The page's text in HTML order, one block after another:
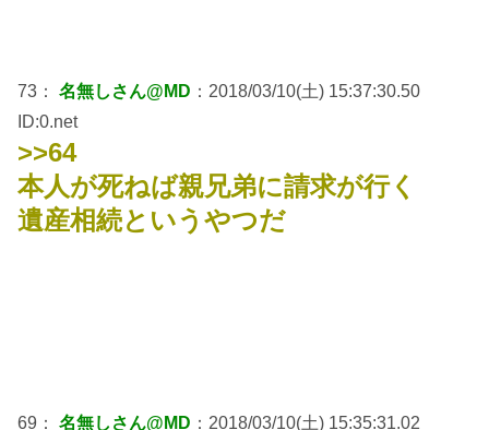
73： 名無しさん@MD ：2018/03/10(土) 15:37:30.50
ID:0.net
>>64
本人が死ねば親兄弟に請求が行く
遺産相続というやつだ
69： 名無しさん@MD ：2018/03/10(土) 15:35:31.02